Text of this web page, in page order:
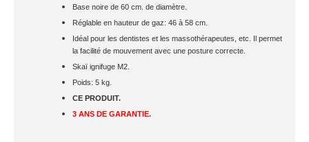
Base noire de 60 cm. de diamètre.
Réglable en hauteur de gaz: 46 à 58 cm.
Idéal pour les dentistes et les massothérapeutes, etc. Il permet
la facilité de mouvement avec une posture correcte.
Skaï ignifuge M2.
Poids: 5 kg.
CE PRODUIT.
3 ANS DE GARANTIE.